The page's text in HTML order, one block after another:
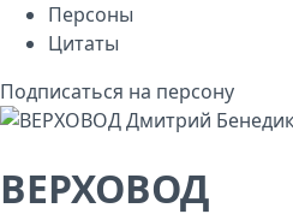
Персоны
Цитаты
Подписаться на персону
ВЕРХОВОД